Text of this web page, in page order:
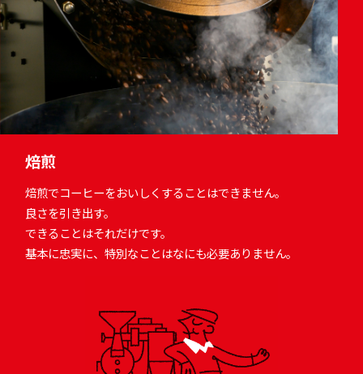
焙煎
焙煎でコーヒーをおいしくすることはできません。
良さを引き出す。
できることはそれだけです。
基本に忠実に、特別なことはなにも必要ありません。